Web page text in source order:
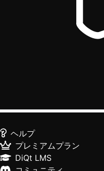
ヘルプ
プレミアムプラン
DiQt LMS